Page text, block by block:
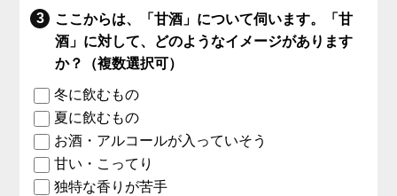
ここからは、「甘酒」について伺います。「甘
酒」に対して、どのようなイメージがあります
か？（複数選択可）
冬に飲むもの
夏に飲むもの
お酒・アルコールが入っていそう
甘い・こってり
独特な香りが苦手